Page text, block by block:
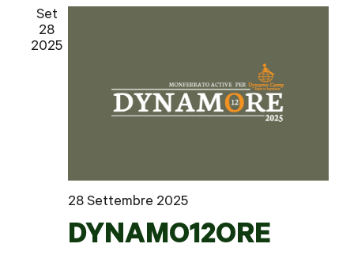
Set
28
2025
28 Settembre 2025
DYNAMO12ORE